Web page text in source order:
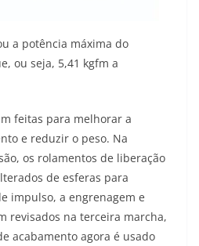
a potência máxima do
ou seja, 5,41 kgfm a
feitas para melhorar a
e reduzir o peso. Na
os rolamentos de liberação
de esferas para
impulso, a engrenagem e
revisados na terceira marcha,
acabamento agora é usado